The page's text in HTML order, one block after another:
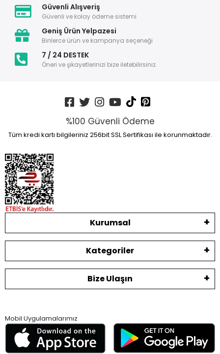
Güvenli Alışveriş
Güvenli ve kolay ödeme sistemi
Geniş Ürün Yelpazesi
Binlerce ürün ve kampanya seçeneği
7 / 24 DESTEK
Öneri ve şikayetlerinizi bize iletebilirsiniz.
%100 Güvenli Ödeme
Tüm kredi kartı bilgileriniz 256bit SSL Sertifikası ile korunmaktadır.
Kurumsal
Kategoriler
Bize Ulaşın
Mobil Uygulamalarımız